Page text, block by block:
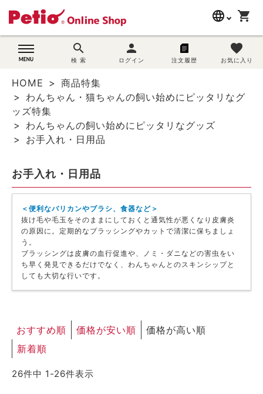
language
wovn-lang-name
shopping_cart
search
検 索
person
ログイン 注文履歴
favorite
お気に入り
search
猫用品
うさぎ用品
目的別に探す
SNS
ACCOUNT MENU
ようこそ ゲスト 様
meeting_room ログイン person 新規会員登録
HOME
商品特集
わんちゃん・猫ちゃんの飼い始めにピッタリなグ
ッズ特集
わんちゃんの飼い始めにピッタリなグッズ
お手入れ・日用品
お手入れ・日用品
＜便利なバリカンやブラシ、食器など＞
抜け毛や毛玉をそのままにしておくと通気性が悪くなり皮膚炎
の原因に。定期的なブラッシングやカットで清潔に保ちましょ
う。
ブラッシングは皮膚の血行促進や、ノミ・ダニなどの害虫をい
ち早く発見できるだけでなく、わんちゃんとのスキンシップと
しても大切な行いです。
おすすめ順 価格が安い順
価格が高い順
新着順
26件中 1 -26件表示